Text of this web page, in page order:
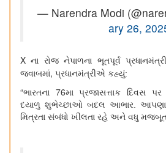
— Narendra Modi
ary 26,
Xના રોજ નેપાળના ભૂતપૂર્વ
જવાબમાં, પ્રધાનમંત્રીએ કહ્યું:
“ભારતના 76મા પ્રજાસત્તાક દિવસ
દયાળુ શુભેચ્છાઓ બદલ આભાર. આપણા
મિત્રતા સંબંધો ખીલતા રહે અને વધુ